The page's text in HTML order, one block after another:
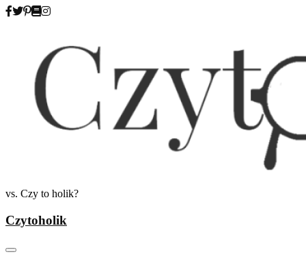
Skip
vs. Czy to holik?
Czytoholik